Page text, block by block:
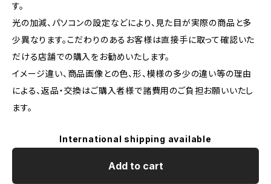
す。
光の加減、パソコンの設定などにより、見た目が実際の商品と多
少異なります。こだわりのあるお客様は直接手に取って確認いた
だける店舗での購入をお勧めいたします。
イメージ違い、商品画像との色、形、模様の多少の違い等の理由
による、返品・交換はご購入者様で諸費用のご負担お願いいたし
ます。
International shipping available
Add to cart